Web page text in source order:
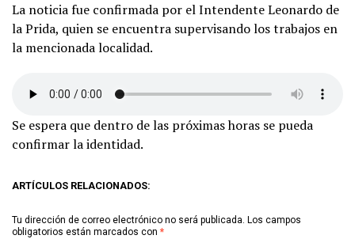
La noticia fue confirmada por el Intendente Leonardo de
la Prida, quien se encuentra supervisando los trabajos en
la mencionada localidad.
Se espera que dentro de las próximas horas se pueda
confirmar la identidad.
ARTÍCULOS RELACIONADOS:
Tu dirección de correo electrónico no será publicada. Los campos
obligatorios están marcados con *